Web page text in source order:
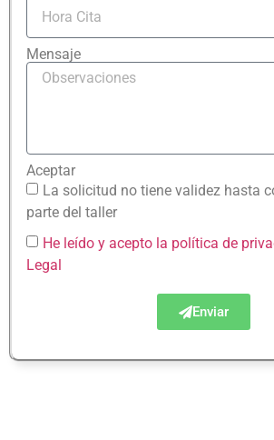
Mensaje
Aceptar
La solicitud no tiene validez hasta
parte del taller
He leído y acepto la política de
Legal
Enviar